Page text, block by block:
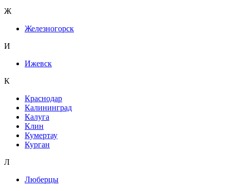
Ж
Железногорск
И
Ижевск
К
Краснодар
Калининград
Калуга
Клин
Кумертау
Курган
Л
Люберцы